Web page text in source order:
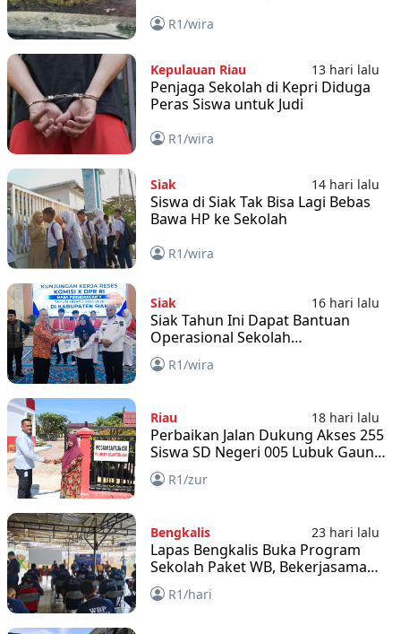
R1/wira
Kepulauan Riau 13 hari lalu
Penjaga Sekolah di Kepri Diduga
Peras Siswa untuk Judi
R1/wira
Siak 14 hari lalu
Siswa di Siak Tak Bisa Lagi Bebas
Bawa HP ke Sekolah
R1/wira
Siak 16 hari lalu
Siak Tahun Ini Dapat Bantuan
Operasional Sekolah
Rp72.495.400.000
R1/wira
Riau 18 hari lalu
Perbaikan Jalan Dukung Akses 255
Siswa SD Negeri 005 Lubuk Gaung
ke Sekolah
R1/zur
Bengkalis 23 hari lalu
Lapas Bengkalis Buka Program
Sekolah Paket WB, Bekerjasama
PKBM Al Bantani
R1/hari